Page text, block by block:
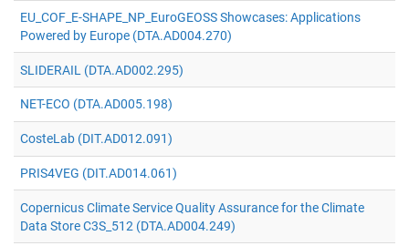
EU_COF_E-SHAPE_NP_EuroGEOSS Showcases: Applications
Powered by Europe (DTA.AD004.270)
SLIDERAIL (DTA.AD002.295)
NET-ECO (DTA.AD005.198)
CosteLab (DIT.AD012.091)
PRIS4VEG (DIT.AD014.061)
Copernicus Climate Service Quality Assurance for the Climate
Data Store C3S_512 (DTA.AD004.249)